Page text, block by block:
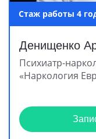
Стаж работы 4
Денищенко
Психиатр-
«Наркология